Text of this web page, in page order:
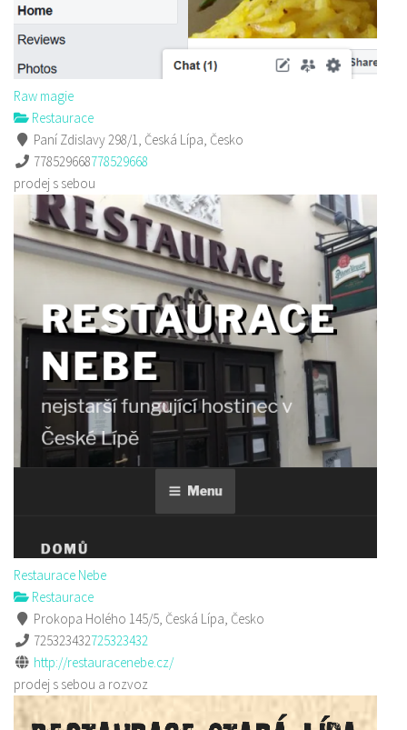
Raw magie
Restaurace
Paní Zdislavy 298/1, Česká Lípa, Česko
778529668778529668
prodej s sebou
Restaurace Nebe
Restaurace
Prokopa Holého 145/5, Česká Lípa, Česko
725323432725323432
http://restauracenebe.cz/
prodej s sebou a rozvoz